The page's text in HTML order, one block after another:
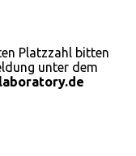
Platzzahl bitten
unter dem